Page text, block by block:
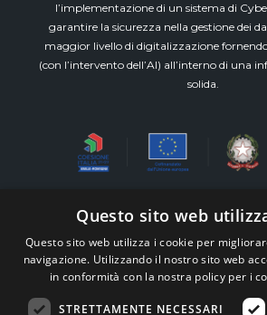
l’implementazione di un sistema di
garantire la sicurezza nella gestione dei
maggior livello di digitalizzazione
(con l’intervento dell’AI) all’interno di una
solida.
Via Emilia Est, 911 piano 3°
All Rights Reserved M&W
STP – P.iva 03515300360 –
TEAM99Web Agency Modena|
Questo sito web
Questo sito web utilizza i cookie per
navigazione. Utilizzando il nostro sito web
in conformità con la nostra policy per i
STRETTAMENTE NECESSARI